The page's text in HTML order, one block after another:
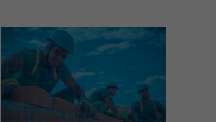
impactos de sua atuação no ano, e mostra
como o BNDES permanece crescendo de
forma consistente e sólida, mesmo diante
de cenários desafiadores.